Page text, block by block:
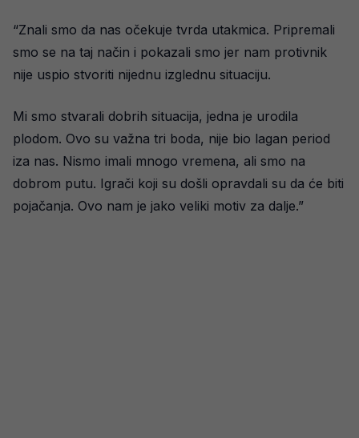
“Znali smo da nas očekuje tvrda utakmica. Pripremali
smo se na taj način i pokazali smo jer nam protivnik
nije uspio stvoriti nijednu izglednu situaciju.
Mi smo stvarali dobrih situacija, jedna je urodila
plodom. Ovo su važna tri boda, nije bio lagan period
iza nas. Nismo imali mnogo vremena, ali smo na
dobrom putu. Igrači koji su došli opravdali su da će biti
pojačanja. Ovo nam je jako veliki motiv za dalje.”